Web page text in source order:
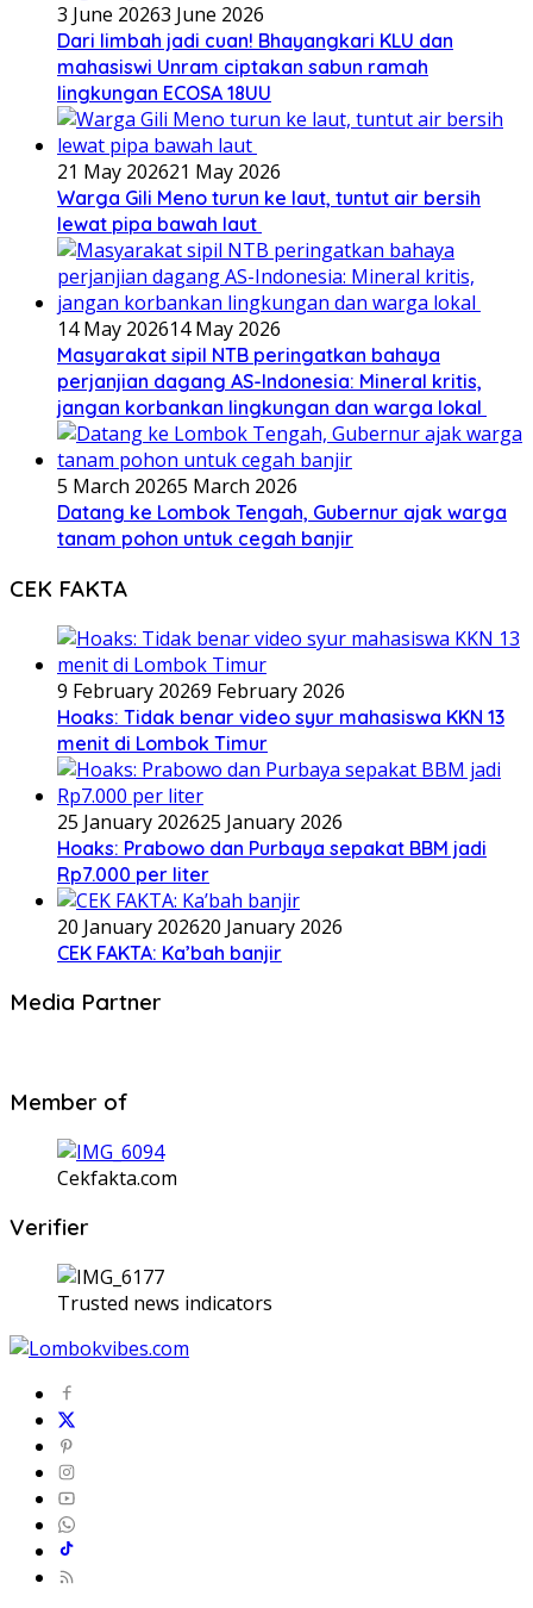
3 June 20263 June 2026
Dari limbah jadi cuan! Bhayangkari KLU dan
mahasiswi Unram ciptakan sabun ramah
lingkungan ECOSA 18UU
21 May 202621 May 2026
Warga Gili Meno turun ke laut, tuntut air bersih
lewat pipa bawah laut
14 May 202614 May 2026
Masyarakat sipil NTB peringatkan bahaya
perjanjian dagang AS-Indonesia: Mineral kritis,
jangan korbankan lingkungan dan warga lokal
5 March 20265 March 2026
Datang ke Lombok Tengah, Gubernur ajak warga
tanam pohon untuk cegah banjir
CEK FAKTA
9 February 20269 February 2026
Hoaks: Tidak benar video syur mahasiswa KKN 13
menit di Lombok Timur
25 January 202625 January 2026
Hoaks: Prabowo dan Purbaya sepakat BBM jadi
Rp7.000 per liter
20 January 202620 January 2026
CEK FAKTA: Ka’bah banjir
Media Partner
Member of
Cekfakta.com
Verifier
Trusted news indicators